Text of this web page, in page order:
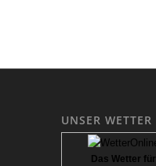
UNSER WETTER
Das Wetter für